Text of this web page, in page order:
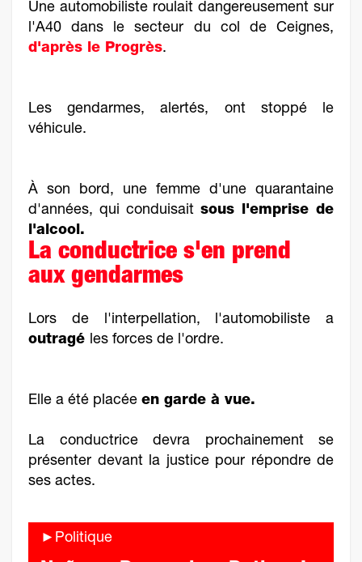
Une automobiliste roulait dangereusement sur
l'A40 dans le secteur du col de Ceignes,
d'après le Progrès.
Les gendarmes, alertés, ont stoppé le
véhicule.
À son bord, une femme d'une quarantaine
d'années, qui conduisait sous l'emprise de
l'alcool.
La conductrice s'en prend
aux gendarmes
Lors de l'interpellation, l'automobiliste a
outragé les forces de l'ordre.
Elle a été placée en garde à vue.
La conductrice devra prochainement se
présenter devant la justice pour répondre de
ses actes.
►Politique